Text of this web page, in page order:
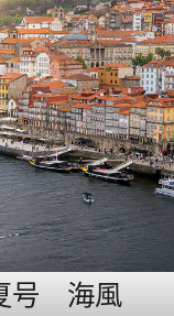
号 海風